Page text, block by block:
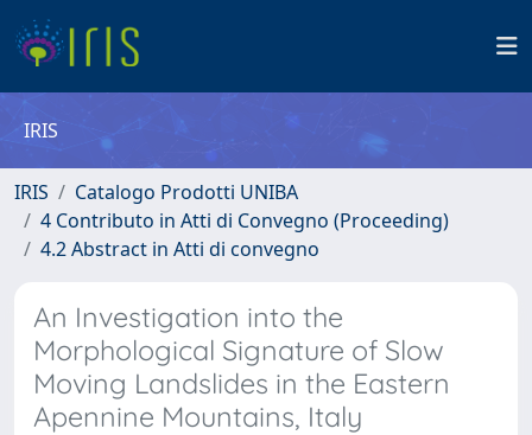
IRIS
IRIS
Catalogo Prodotti UNIBA
4 Contributo in Atti di Convegno (Proceeding)
4.2 Abstract in Atti di convegno
An Investigation into the
Morphological Signature of Slow
Moving Landslides in the Eastern
Apennine Mountains, Italy